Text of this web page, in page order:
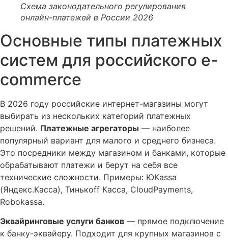
Схема законодательного регулирования
онлайн-платежей в России 2026
Основные типы платежных
систем для российского e-
commerce
В 2026 году российские интернет-магазины могут
выбирать из нескольких категорий платежных
решений. Платежные агрегаторы — наиболее
популярный вариант для малого и среднего бизнеса.
Это посредники между магазином и банками, которые
обрабатывают платежи и берут на себя все
технические сложности. Примеры: ЮKassa
(Яндекс.Касса), Тинькoff Касса, CloudPayments,
Robokassa.
Эквайринговые услуги банков — прямое подключение
к банку-эквайеру. Подходит для крупных магазинов с